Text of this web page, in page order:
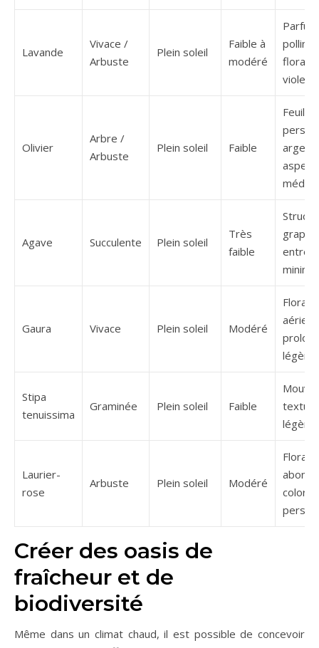
Lavande
Vivace /
Arbuste
Plein soleil
Faible à
modéré
Olivier
Arbre /
Arbuste
Plein soleil Faible
aspect
Agave Succulente Plein soleil
Très
faible
minimal
Gaura Vivace Plein soleil Modéré
Stipa
tenuissima
Graminée Plein soleil Faible
Laurier-
rose
Arbuste Plein soleil Modéré
Créer des oasis de
fraîcheur et de
biodiversité
Même dans un climat chaud, il est possible de concevoir